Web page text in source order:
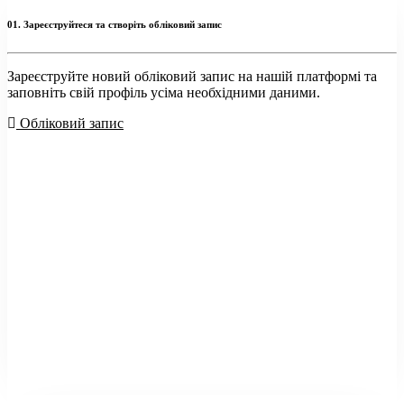
01. Зареєструйтеся та створіть обліковий запис
Зареєструйте новий обліковий запис на нашій платформі та
заповніть свій профіль усіма необхідними даними.
Обліковий запис